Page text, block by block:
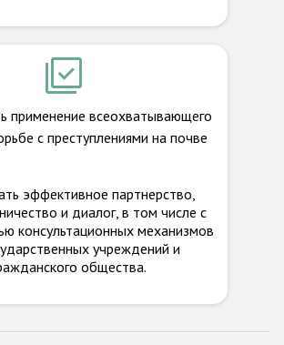
применение всеохватывающего
с преступлениями на почве
эффективное партнерство,
и диалог, в том числе с
консультационных механизмов
учреждений и
общества.